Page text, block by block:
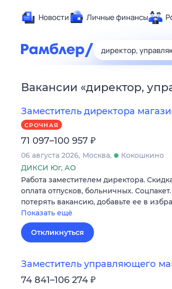
Новости Личные финансы
Вакансии «директор,
Заместитель директора
СРОЧНАЯ
71 097–100 957 ₽
06 августа 2026 Москва
Кокошкино
ДИКСИ Юг, АО
Работа заместителем директора.
оплата отпусков, больничных.
потерять вакансию, добавьте ее в
Показать ещё
Откликнуться
Заместитель управляющего
74 841–106 274 ₽